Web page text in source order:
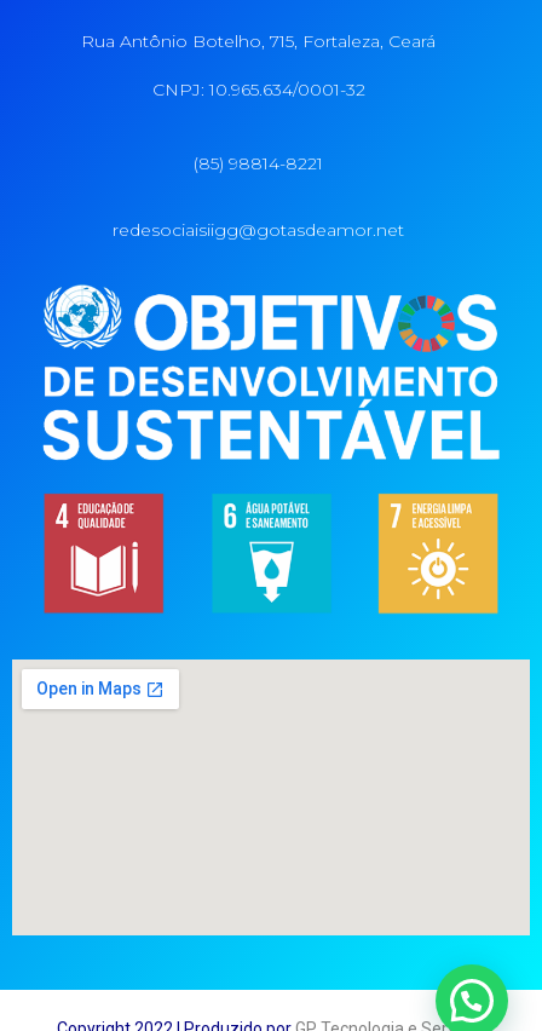
Rua Antônio Botelho, 715, Fortaleza, Ceará
CNPJ: 10.965.634/0001-32
(85) 98814-8221
redesociaisiigg@gotasdeamor.net